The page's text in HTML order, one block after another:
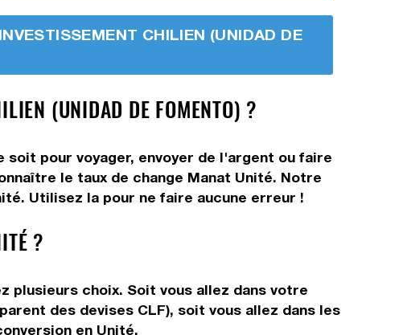
CHILIEN (UNIDAD DE
(UNIDAD DE FOMENTO) ?
soit pour voyager, envoyer de l'argent ou faire
le taux de change Manat Unité. Notre
Utilisez la pour ne faire aucune erreur !
?
plusieurs choix. Soit vous allez dans votre
des devises CLF), soit vous allez dans les
en Unité.